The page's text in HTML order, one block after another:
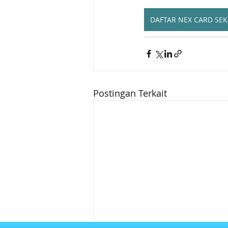
DAFTAR NEX CARD
Postingan Terkait